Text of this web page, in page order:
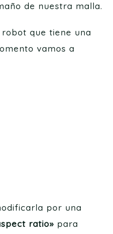
de nuestra malla.
que tiene una
vamos a
por una
ratio» para